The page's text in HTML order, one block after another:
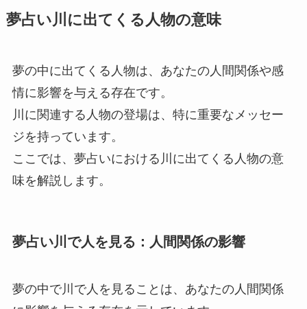
夢占い川に出てくる人物の意味
夢の中に出てくる人物は、あなたの人間関係や感
情に影響を与える存在です。
川に関連する人物の登場は、特に重要なメッセー
ジを持っています。
ここでは、夢占いにおける川に出てくる人物の意
味を解説します。
夢占い川で人を見る：人間関係の影響
夢の中で川で人を見ることは、あなたの人間関係